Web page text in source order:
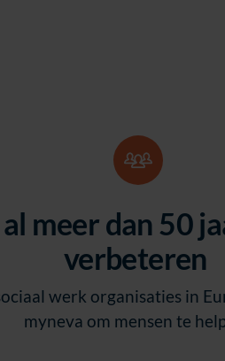
meer dan 50
verbeteren
werk organisaties in
myneva om mensen te